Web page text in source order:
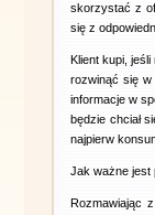
skorzystać z
się z
Klient kupi,
rozwinąć się w
informacje w
będzie chciał
najpierw
Jak ważne jest
Rozmawiając